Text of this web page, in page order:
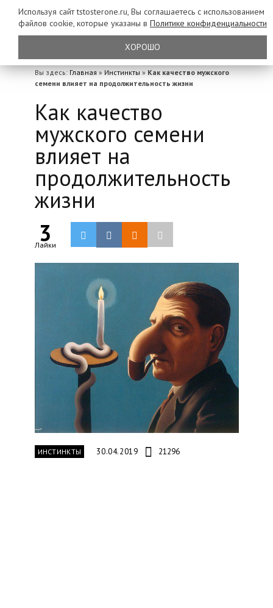
Вы здесь: Главная » Инстинкты » Как качество мужского
семени влияет на продолжительность жизни
Как качество
мужского семени
влияет на
продолжительность
жизни
3
Лайки
ИНСТИНКТЫ 30.04.2019 21296
Используя сайт tstosterone.ru, Вы соглашаетесь с использованием
файлов cookie, которые указаны в Политике конфиденциальности
ХОРОШО